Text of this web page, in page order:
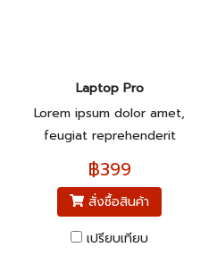
Laptop Pro
Lorem ipsum dolor amet,
feugiat reprehenderit
pariatur.
฿399
สั่งซื้อสินค้า
เปรียบเทียบ